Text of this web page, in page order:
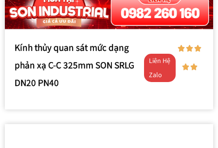
Kính thủy quan sát mức dạng
phản xạ C-C 325mm SON SRLG
DN20 PN40
Liên Hệ
Zalo